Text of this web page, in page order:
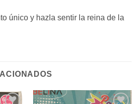
único y hazla sentir la reina de la